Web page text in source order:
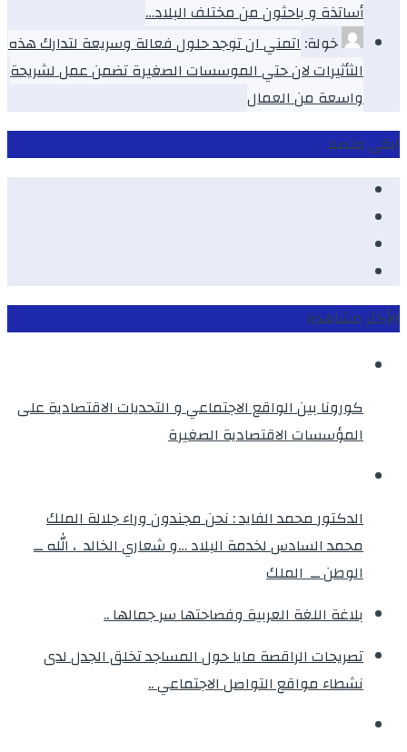
أساتذة و باحثون من مختلف البلاد…
خولة:اتمني ان توجد حلول فعالة وسريعة لتدارك هذه
الثأثيرات لان حتي الموسسات الصغيرة تضمن عمل لشريحة
واسعة من العمال
ابقى متصلا
الأكثر مشاهدة
كورونا بين الواقع الاجتماعي و التحديات الاقتصادية على
المؤسسات الاقتصادية الصغيرة
الدكتور محمد الفايد : نحن مجندون وراء جلالة الملك
محمد السادس لخدمة البلاد …و شعاري الخالد ، الله ــ
الوطن ــ الملك
بلاغة اللغة العربية وفصاحتها سر جمالها ..
تصريحات الراقصة مايا حول المساجد تخلق الجدل لدى
نشطاء مواقع التواصل الاجتماعي ..